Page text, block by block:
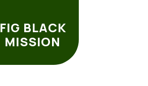
FIG BLACK
MISSION